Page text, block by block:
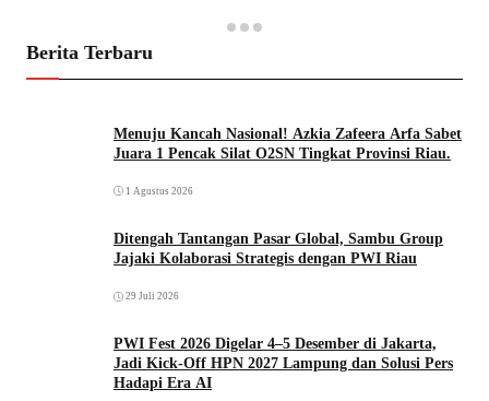
Berita Terbaru
Menuju Kancah Nasional! Azkia Zafeera Arfa Sabet
Juara 1 Pencak Silat O2SN Tingkat Provinsi Riau.
1 Agustus 2026
Ditengah Tantangan Pasar Global, Sambu Group
Jajaki Kolaborasi Strategis dengan PWI Riau
29 Juli 2026
PWI Fest 2026 Digelar 4–5 Desember di Jakarta,
Jadi Kick-Off HPN 2027 Lampung dan Solusi Pers
Hadapi Era AI